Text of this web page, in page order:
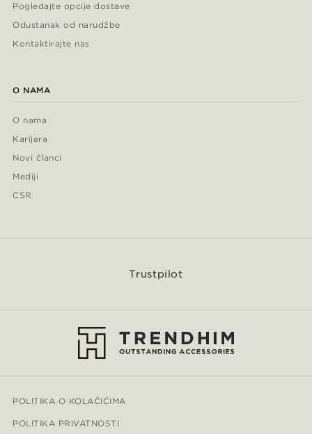
Pogledajte opcije dostave
Odustanak od narudžbe
Kontaktirajte nas
O NAMA
O nama
Karijera
Novi članci
Mediji
CSR
Trustpilot
POLITIKA O KOLAČIĆIMA
POLITIKA PRIVATNOSTI